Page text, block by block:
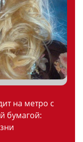
на метро с
бумагой: